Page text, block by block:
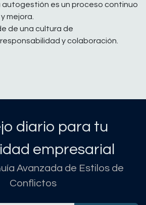
autogestión es un proceso continuo
mejora.
de una cultura de
y colaboración.
diario para tu
empresarial
Avanzada de Estilos de
Conflictos